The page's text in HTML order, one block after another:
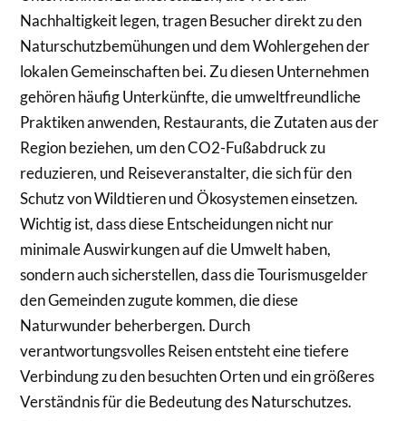
Nachhaltigkeit legen, tragen Besucher direkt zu den
Naturschutzbemühungen und dem Wohlergehen der
lokalen Gemeinschaften bei. Zu diesen Unternehmen
gehören häufig Unterkünfte, die umweltfreundliche
Praktiken anwenden, Restaurants, die Zutaten aus der
Region beziehen, um den CO2-Fußabdruck zu
reduzieren, und Reiseveranstalter, die sich für den
Schutz von Wildtieren und Ökosystemen einsetzen.
Wichtig ist, dass diese Entscheidungen nicht nur
minimale Auswirkungen auf die Umwelt haben,
sondern auch sicherstellen, dass die Tourismusgelder
den Gemeinden zugute kommen, die diese
Naturwunder beherbergen. Durch
verantwortungsvolles Reisen entsteht eine tiefere
Verbindung zu den besuchten Orten und ein größeres
Verständnis für die Bedeutung des Naturschutzes.